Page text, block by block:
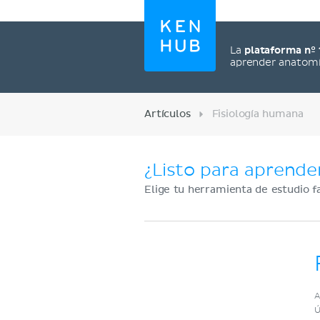
La plataforma nº
aprender
Artículos Fisiología humana
¿Listo para
Elige tu herramienta de estudio